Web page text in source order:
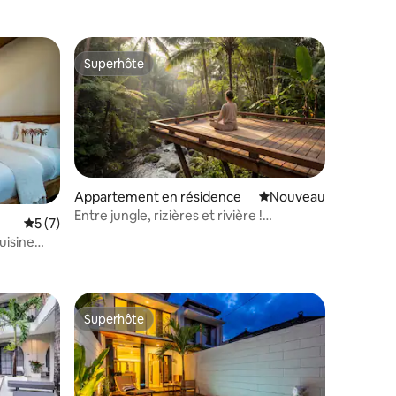
: 4,75 sur 5
Évaluation moyenne sur la base de 7 commentaires : 5 sur 5
5 (7)
Superhôte
Superhôte
Appartement en résidence Nouvel hébergement
Nouveau
Entre jungle, rizières et rivière !
Superhôte
Superhôte